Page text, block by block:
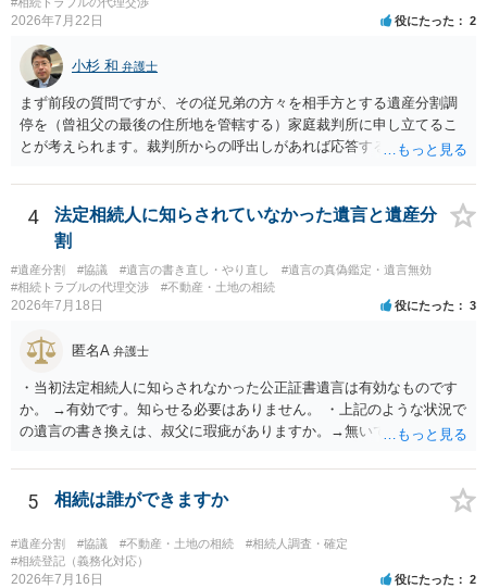
性はそれほど高くない（立証のハードルは非常に高い）ということが
言えると思います。
2026年7月22日 役にたった 2
小杉 和 弁護士
まず前段の質問ですが、その従兄弟の方々を相手方とする遺産分割調
停を（曾祖父の最後の住所地を管轄する）家庭裁判所に申し立てるこ
とが考えられます。裁判所からの呼出しがあれば応答する可能性がま
能と思われます。時間が思った以上にないので必要書類をてきぱきと
揃える必要があります。その点是非御注意ください。
4
法定相続人に知らされていなかった遺言と遺産分
割
#遺産分割 #協議 #遺言の書き直し・やり直し
#遺言の真偽鑑定・遺言無効
#相続トラブルの代理交渉
#不動産・土地の相続
2026年7月18日 役にたった 3
匿名A 弁護士
・当初法定相続人に知らされなかった公正証書遺言は有効なものです
か。 →有効です。知らせる必要はありません。 ・上記のような状況で
の遺言の書き換えは、叔父に瑕疵がありますか。→無いです。 ・分割
ますか。 →本人が自由に決められますので、どこが妥当とは言えない
です。客観的な基準もありません。 ・できれば穏やかに、分割を拒否
することはできますか。 →分割を拒否するということは、遺産はいら
ないということでしょうか。遺言で、受取を指定されててもいらない
と拒否することはできます。理由を説明する必要はありません。
5 相続は誰ができますか
#遺産分割 #協議 #不動産・土地の相続
#相続人調査・確定
#相続登記（義務化対応）
2026年7月16日 役にたった 2